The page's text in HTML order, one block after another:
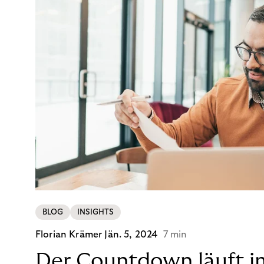
BLOG INSIGHTS
Florian Krämer Jän. 5, 2024 7 min